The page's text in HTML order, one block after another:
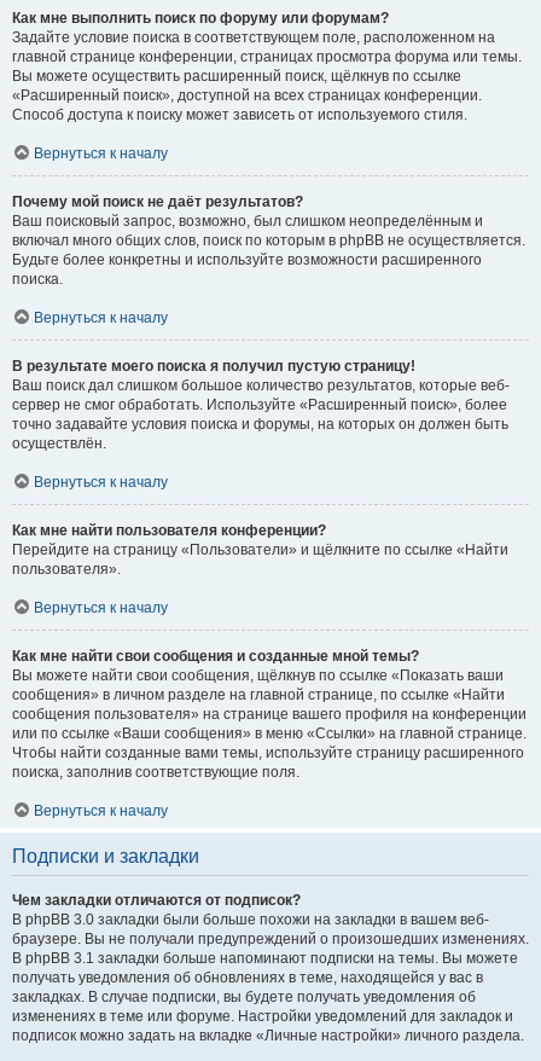
Как мне выполнить поиск по форуму или форумам?
Задайте условие поиска в соответствующем поле, расположенном на
главной странице конференции, страницах просмотра форума или темы.
Вы можете осуществить расширенный поиск, щёлкнув по ссылке
«Расширенный поиск», доступной на всех страницах конференции.
Способ доступа к поиску может зависеть от используемого стиля.
Вернуться к началу
Почему мой поиск не даёт результатов?
Ваш поисковый запрос, возможно, был слишком неопределённым и
включал много общих слов, поиск по которым в phpBB не осуществляется.
Будьте более конкретны и используйте возможности расширенного
поиска.
Вернуться к началу
В результате моего поиска я получил пустую страницу!
Ваш поиск дал слишком большое количество результатов, которые веб-
сервер не смог обработать. Используйте «Расширенный поиск», более
точно задавайте условия поиска и форумы, на которых он должен быть
осуществлён.
Вернуться к началу
Как мне найти пользователя конференции?
Перейдите на страницу «Пользователи» и щёлкните по ссылке «Найти
пользователя».
Вернуться к началу
Как мне найти свои сообщения и созданные мной темы?
Вы можете найти свои сообщения, щёлкнув по ссылке «Показать ваши
сообщения» в личном разделе на главной странице, по ссылке «Найти
сообщения пользователя» на странице вашего профиля на конференции
или по ссылке «Ваши сообщения» в меню «Ссылки» на главной странице.
Чтобы найти созданные вами темы, используйте страницу расширенного
поиска, заполнив соответствующие поля.
Вернуться к началу
Подписки и закладки
Чем закладки отличаются от подписок?
В phpBB 3.0 закладки были больше похожи на закладки в вашем веб-
браузере. Вы не получали предупреждений о произошедших изменениях.
В phpBB 3.1 закладки больше напоминают подписки на темы. Вы можете
получать уведомления об обновлениях в теме, находящейся у вас в
закладках. В случае подписки, вы будете получать уведомления об
изменениях в теме или форуме. Настройки уведомлений для закладок и
подписок можно задать на вкладке «Личные настройки» личного раздела.